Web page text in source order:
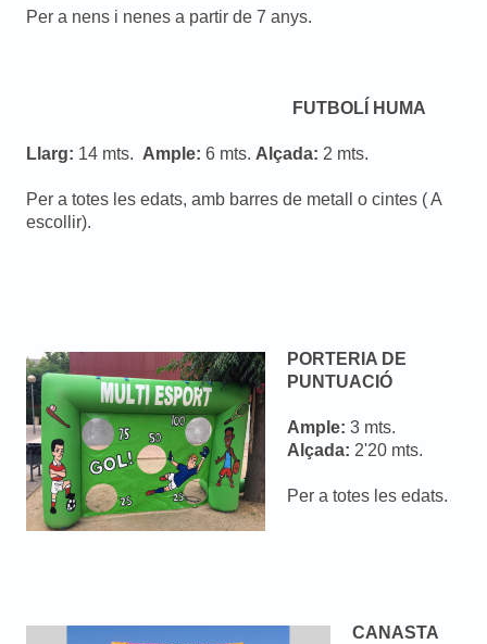
Per a nens i nenes a partir de 7 anys.
FUTBOLÍ HUMA
Llarg: 14 mts. Ample: 6 mts. Alçada: 2 mts.
Per a totes les edats, amb barres de metall o cintes ( A
escollir).
PORTERIA DE
PUNTUACIÓ
Ample: 3 mts.
Alçada: 2'20 mts.
Per a totes les edats.
CANASTA